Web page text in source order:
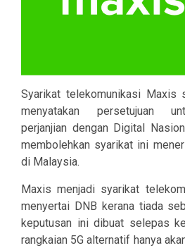
Syarikat telekomunikasi Maxis
menyatakan persetujuan
perjanjian dengan Digital
membolehkan syarikat ini
di Malaysia.
Maxis menjadi syarikat
menyertai DNB kerana tiada
keputusan ini dibuat selepas
rangkaian 5G alternatif hanya